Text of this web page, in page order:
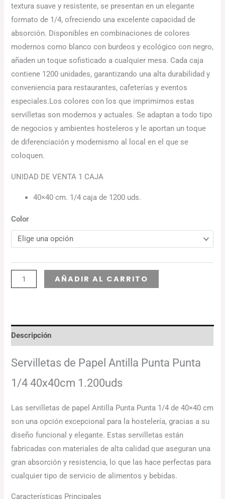
textura suave y resistente, se presentan en un elegante
formato de 1/4, ofreciendo una excelente capacidad de
absorción. Disponibles en combinaciones de colores
modernos como blanco con burdeos y ecológico con negro,
añaden un toque sofisticado a cualquier mesa. Cada caja
contiene 1200 unidades, garantizando una alta durabilidad y
conveniencia para restaurantes, cafeterías y eventos
especiales.Los colores con los que imprimimos estas
servilletas son modernos y actuales. Se adaptan a todo tipo
de negocios y ambientes hosteleros y le aportan un toque
de diferenciación y modernismo al local en el que se
coloquen.
UNIDAD DE VENTA 1 CAJA
40×40 cm. 1/4 caja de 1200 uds.
Color
AÑADIR AL CARRITO
Descripción
Servilletas de Papel Antilla Punta Punta
1/4 40x40cm 1.200uds
Las servilletas de papel Antilla Punta Punta 1/4 de 40×40 cm
son una opción excepcional para la hostelería, gracias a su
diseño funcional y elegante. Estas servilletas están
fabricadas con materiales de alta calidad que aseguran una
gran absorción y resistencia, lo que las hace perfectas para
cualquier tipo de servicio de alimentos y bebidas.
Características Principales